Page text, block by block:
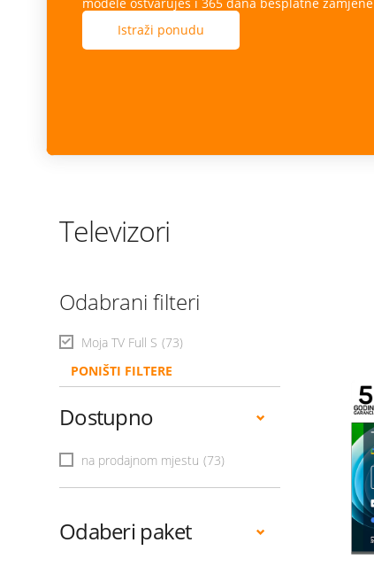
Istraži ponudu
Televizori
Odabrani filteri
Moja TV Full S (73)
PONIŠTI FILTERE
Dostupno
na prodajnom mjestu (73)
Odaberi paket